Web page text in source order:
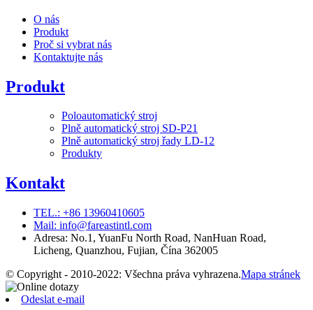
O nás
Produkt
Proč si vybrat nás
Kontaktujte nás
Produkt
Poloautomatický stroj
Plně automatický stroj SD-P21
Plně automatický stroj řady LD-12
Produkty
Kontakt
TEL.: +86 13960410605
Mail: info@fareastintl.com
Adresa: No.1, YuanFu North Road, NanHuan Road,
Licheng, Quanzhou, Fujian, Čína 362005
© Copyright - 2010-2022: Všechna práva vyhrazena.Mapa stránek
Odeslat e-mail